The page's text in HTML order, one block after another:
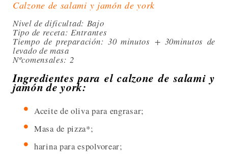
Calzone de salami y jamón de york
Nivel de dificultad: Bajo
Tipo de receta: Entrantes
Tiempo de preparación: 30 minutos + 30minutos de
levado de masa
Nºcomensales: 2
Ingredientes para el calzone de salami y
jamón de york:
Aceite de oliva para engrasar;
Masa de pizza*;
harina para espolvorear;